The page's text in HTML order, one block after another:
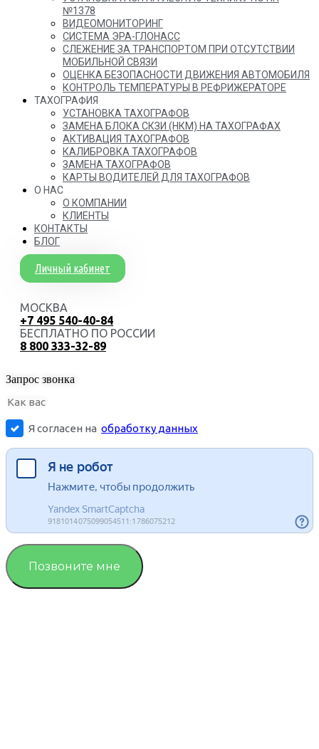
№1378
ВИДЕОМОНИТОРИНГ
СИСТЕМА ЭРА-ГЛОНАСС
СЛЕЖЕНИЕ ЗА ТРАНСПОРТОМ ПРИ ОТСУТСТВИИ
МОБИЛЬНОЙ СВЯЗИ
ОЦЕНКА БЕЗОПАСНОСТИ ДВИЖЕНИЯ АВТОМОБИЛЯ
КОНТРОЛЬ ТЕМПЕРАТУРЫ В РЕФРИЖЕРАТОРЕ
ТАХОГРАФИЯ
УСТАНОВКА ТАХОГРАФОВ
ЗАМЕНА БЛОКА СКЗИ (НКМ) НА ТАХОГРАФАХ
АКТИВАЦИЯ ТАХОГРАФОВ
КАЛИБРОВКА ТАХОГРАФОВ
ЗАМЕНА ТАХОГРАФОВ
КАРТЫ ВОДИТЕЛЕЙ ДЛЯ ТАХОГРАФОВ
О НАС
О КОМПАНИИ
КЛИЕНТЫ
КОНТАКТЫ
БЛОГ
Личный кабинет
МОСКВА
+7 495 540-40-84
БЕСПЛАТНО ПО РОССИИ
8 800 333-32-89
Запрос звонка
Я согласен на обработку данных
Позвоните мне